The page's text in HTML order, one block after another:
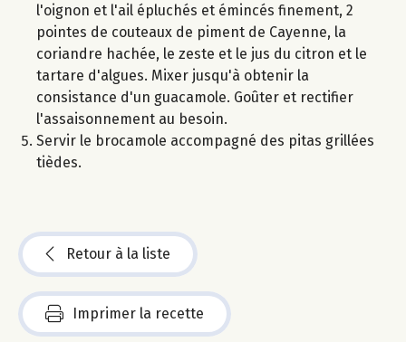
l'oignon et l'ail épluchés et émincés finement, 2
pointes de couteaux de piment de Cayenne, la
coriandre hachée, le zeste et le jus du citron et le
tartare d'algues. Mixer jusqu'à obtenir la
consistance d'un guacamole. Goûter et rectifier
l'assaisonnement au besoin.
Servir le brocamole accompagné des pitas grillées
tièdes.
Retour à la liste
Imprimer la recette